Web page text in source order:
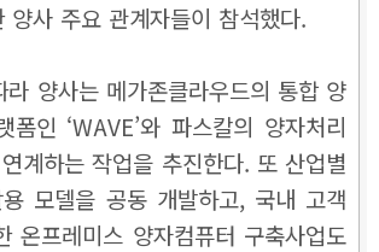
양사 주요 관계자들이 참석했다.
라 양사는 메가존클라우드의 통합 양
폼인 ‘WAVE’와 파스칼의 양자처리
계하는 작업을 추진한다. 또 산업별
모델을 공동 개발하고, 국내 고객
온프레미스 양자컴퓨터 구축사업도